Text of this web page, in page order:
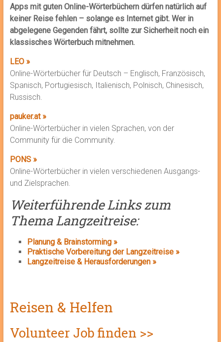
Apps mit guten Online-Wörterbüchern dürfen natürlich auf
keiner Reise fehlen – solange es Internet gibt. Wer in
abgelegene Gegenden fährt, sollte zur Sicherheit noch ein
klassisches Wörterbuch mitnehmen.
LEO »
Online-Wörterbücher für Deutsch – Englisch, Französisch,
Spanisch, Portugiesisch, Italienisch, Polnisch, Chinesisch,
Russisch.
pauker.at »
Online-Wörterbücher in vielen Sprachen, von der
Community für die Community.
PONS »
Online-Wörterbücher in vielen verschiedenen Ausgangs-
und Zielsprachen.
Weiterführende Links zum
Thema Langzeitreise:
Planung & Brainstorming »
Praktische Vorbereitung der Langzeitreise »
Langzeitreise & Herausforderungen »
Reisen & Helfen
Volunteer Job finden >>